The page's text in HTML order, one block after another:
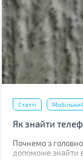
Статті
Як знайти
Почнемо з
допоможе знайти